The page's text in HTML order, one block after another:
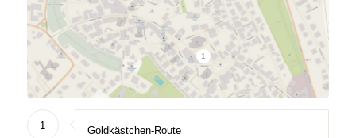
1
1 Goldkästchen-Route